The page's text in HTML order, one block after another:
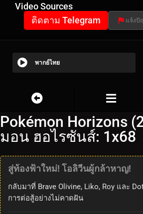
Video Sources
ติดตาม Telegram แจ้งปั
พากย์ไทย
Pokémon Horizons
มอน ฮอไรซันส์: 1x68
สู่ท้องฟ้าใหม่! โอลิวีนผู้กล้าหาญ!
กลับมาที่ Brave Olivine, Liko, Roy และ
การต่อสู้อย่างไม่คาดฝัน